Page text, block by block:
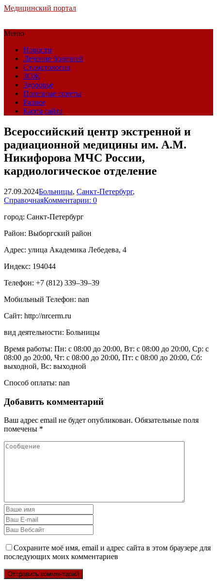
Медицинский портал
Меню
Новости
Лечение болезней
Стоматология
ЗОЖ
Здоровье
Полезные советы
Разное
Карта сайта
Всероссийский центр экстренной и
радиационной медицины им. А.М.
Никифорова МЧС России,
кардиологическое отделение
27.09.2024Больницы, Санкт-Петербург,
СправочнаяКомментарии: 0
город: Санкт-Петербург
Район: Выборгский район
Адрес: улица Академика Лебедева, 4
Индекс: 194044
Телефон: +7 (812) 339‒39‒39
Мобильный Телефон: nan
Сайт: http://nrcerm.ru
вид деятельности: Больницы
Время работы: Пн: с 08:00 до 20:00, Вт: с 08:00 до 20:00, Ср: с
08:00 до 20:00, Чт: с 08:00 до 20:00, Пт: с 08:00 до 20:00, Сб:
выходной, Вс: выходной
Способ оплаты: nan
Добавить комментарий
Ваш адрес email не будет опубликован. Обязательные поля
помечены *
Сохраните моё имя, email и адрес сайта в этом браузере для
последующих моих комментариев